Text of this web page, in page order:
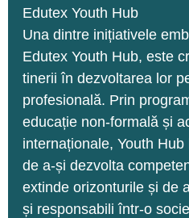
Edutex Youth Hub
Una dintre inițiativele
Edutex Youth Hub, este
tinerii în dezvoltarea lor
profesională. Prin
educație non-formală și
internaționale, Youth
de a-și dezvolta
extinde orizonturile și de
și responsabili într-o